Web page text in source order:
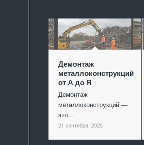
Демонтаж
металлоконструкций
от А до Я
Демонтаж
металлоконструкций —
это…
21 сентября, 2025